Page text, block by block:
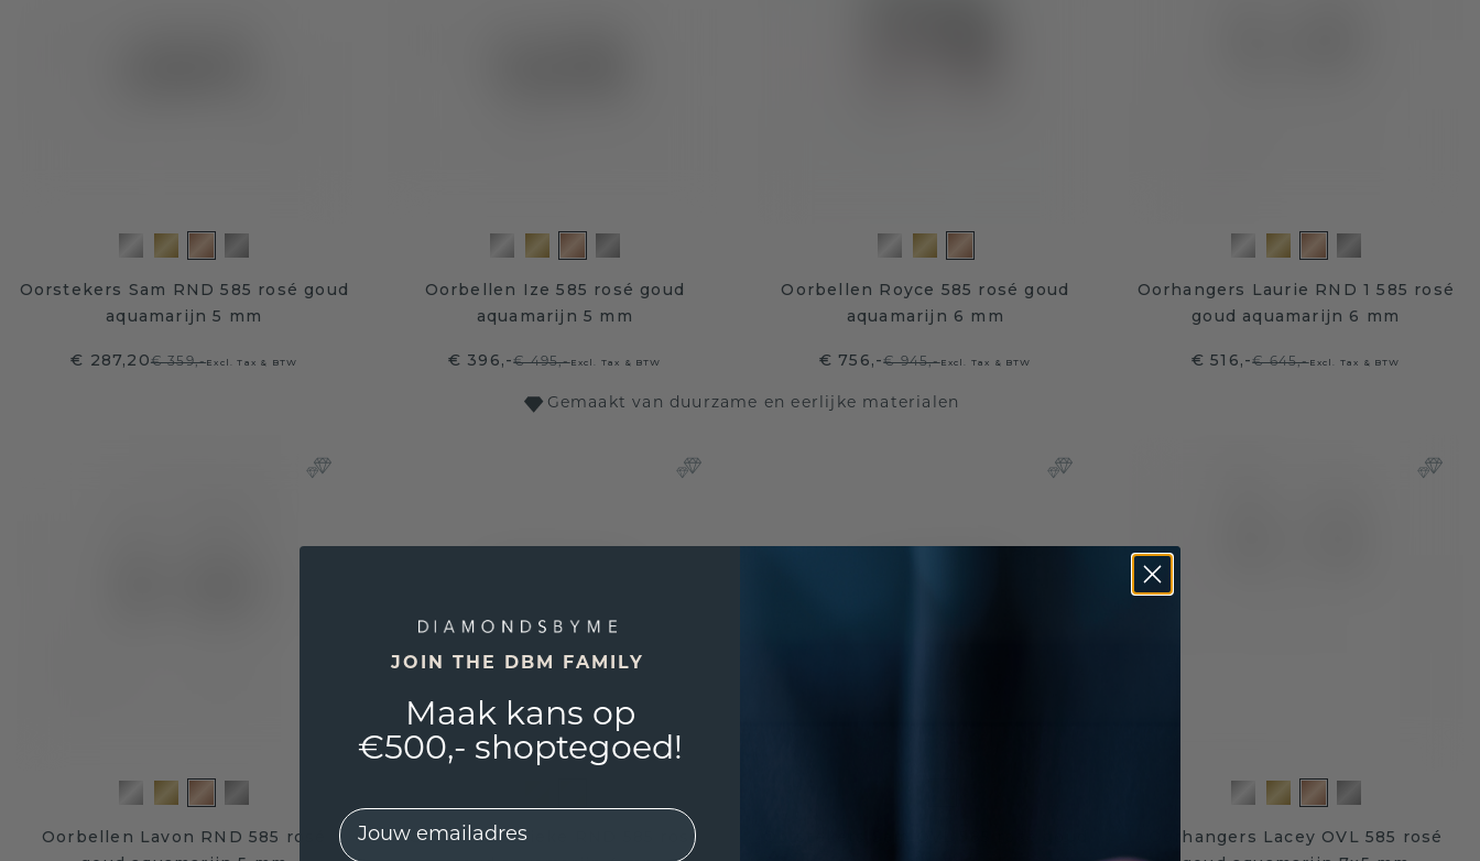
Oorstekers Sam RND 585 rosé goud
aquamarijn 5 mm
€ 287,20€ 359,-Excl. Tax & BTW
Oorbellen Ize 585 rosé goud
aquamarijn 5 mm
€ 396,-€ 495,-Excl. Tax & BTW
Oorbellen Royce 585 rosé goud
aquamarijn 6 mm
€ 756,-€ 945,-Excl. Tax & BTW
Oorhangers Laurie RND 1 585 rosé
goud aquamarijn 6 mm
€ 516,-€ 645,-Excl. Tax & BTW
Gemaakt van duurzame en eerlijke materialen
Oorbellen Lavon RND 585 rosé
Oorstekers Lieke RND 585 rosé
Oorhangers Lacey OVL 585 rosé
JOIN THE DBM FAMILY
Maak kans op
€500,- shoptegoed!
EMail